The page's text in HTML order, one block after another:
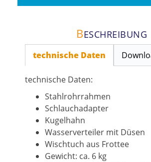
BESCHREIBUNG
technische Daten
technische Daten:
Stahlrohrrahmen
Schlauchadapter
Kugelhahn
Wasserverteiler mit Düsen
Wischtuch aus Frottee
Gewicht: ca. 6 kg